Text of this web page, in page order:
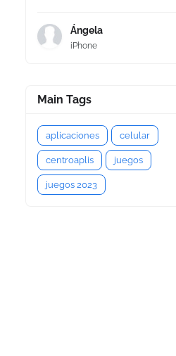
Ángela
iPhone
Main Tags
aplicaciones celular
centroaplis juegos
juegos 2023